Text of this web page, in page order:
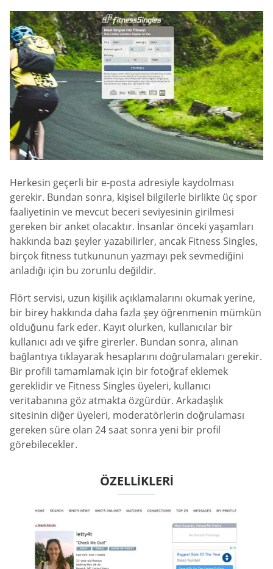
Herkesin geçerli bir e-posta adresiyle kaydolması
gerekir. Bundan sonra, kişisel bilgilerle birlikte üç spor
faaliyetinin ve mevcut beceri seviyesinin girilmesi
gereken bir anket olacaktır. İnsanlar önceki yaşamları
hakkında bazı şeyler yazabilirler, ancak Fitness Singles,
birçok fitness tutkununun yazmayı pek sevmediğini
anladığı için bu zorunlu değildir.
Flört servisi, uzun kişilik açıklamalarını okumak yerine,
bir birey hakkında daha fazla şey öğrenmenin mümkün
olduğunu fark eder. Kayıt olurken, kullanıcılar bir
kullanıcı adı ve şifre girerler. Bundan sonra, alınan
bağlantıya tıklayarak hesaplarını doğrulamaları gerekir.
Bir profili tamamlamak için bir fotoğraf eklemek
gereklidir ve Fitness Singles üyeleri, kullanıcı
veritabanına göz atmakta özgürdür. Arkadaşlık
sitesinin diğer üyeleri, moderatörlerin doğrulaması
gereken süre olan 24 saat sonra yeni bir profil
görebilecekler.
ÖZELLIKLERI